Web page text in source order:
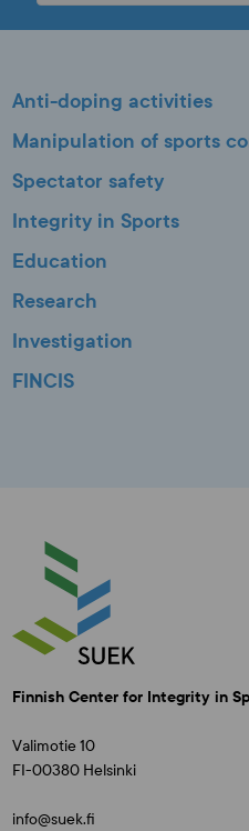
Anti-doping activities
Manipulation of sports
Spectator safety
Integrity in Sports
Education
Research
Investigation
FINCIS
Finnish Center for Integrity in
Valimotie 10
FI-00380 Helsinki
info@suek.fi